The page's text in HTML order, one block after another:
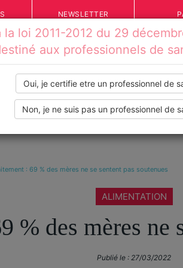
NEWSLETTER
: 69 % des mères ne se sentent pas soutenues
ALIMENTATION
% des mères ne
Publié le : 27/03/2022
loi 2011-2012 du 29
aux professionnels de
Oui, je certifie etre un professionnel de
Non, je ne suis pas un professionnel de